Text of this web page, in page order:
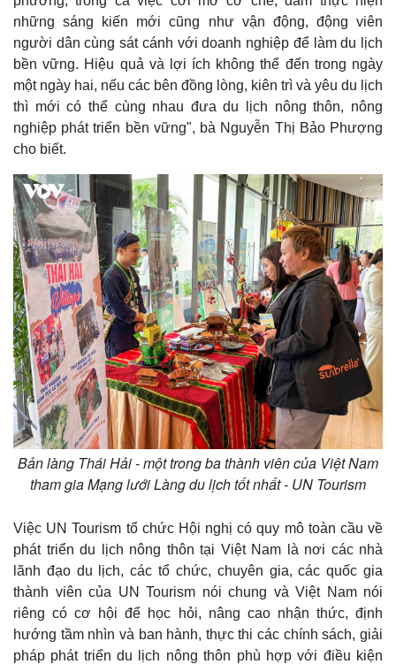
những sáng kiến mới cũng như vận động, động viên
người dân cùng sát cánh với doanh nghiệp để làm du lịch
bền vững. Hiệu quả và lợi ích không thể đến trong ngày
một ngày hai, nếu các bên đồng lòng, kiên trì và yêu du lịch
thì mới có thể cùng nhau đưa du lịch nông thôn, nông
nghiệp phát triển bền vững", bà Nguyễn Thị Bảo Phượng
cho biết.
Bản làng Thái Hải - một trong ba thành viên của Việt Nam
tham gia Mạng lưới Làng du lịch tốt nhất - UN Tourism
Việc UN Tourism tổ chức Hội nghị có quy mô toàn cầu về
phát triển du lịch nông thôn tại Việt Nam là nơi các nhà
lãnh đạo du lịch, các tổ chức, chuyên gia, các quốc gia
thành viên của UN Tourism nói chung và Việt Nam nói
riêng có cơ hội để học hỏi, nâng cao nhận thức, định
hướng tầm nhìn và ban hành, thực thi các chính sách, giải
pháp phát triển du lịch nông thôn phù hợp với điều kiện